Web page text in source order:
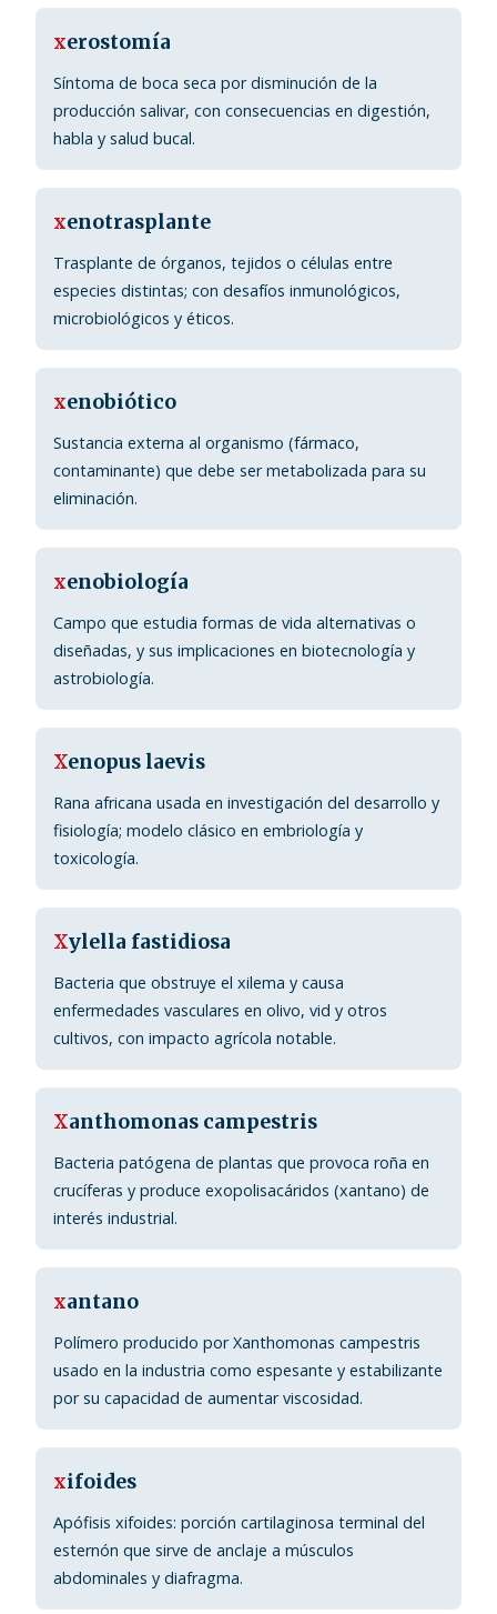
xerostomía
Síntoma de boca seca por disminución de la
producción salivar, con consecuencias en digestión,
habla y salud bucal.
xenotrasplante
Trasplante de órganos, tejidos o células entre
especies distintas; con desafíos inmunológicos,
microbiológicos y éticos.
xenobiótico
Sustancia externa al organismo (fármaco,
contaminante) que debe ser metabolizada para su
eliminación.
xenobiología
Campo que estudia formas de vida alternativas o
diseñadas, y sus implicaciones en biotecnología y
astrobiología.
Xenopus laevis
Rana africana usada en investigación del desarrollo y
fisiología; modelo clásico en embriología y
toxicología.
Xylella fastidiosa
Bacteria que obstruye el xilema y causa
enfermedades vasculares en olivo, vid y otros
cultivos, con impacto agrícola notable.
Xanthomonas campestris
Bacteria patógena de plantas que provoca roña en
crucíferas y produce exopolisacáridos (xantano) de
interés industrial.
xantano
Polímero producido por Xanthomonas campestris
usado en la industria como espesante y estabilizante
por su capacidad de aumentar viscosidad.
xifoides
Apófisis xifoides: porción cartilaginosa terminal del
esternón que sirve de anclaje a músculos
abdominales y diafragma.